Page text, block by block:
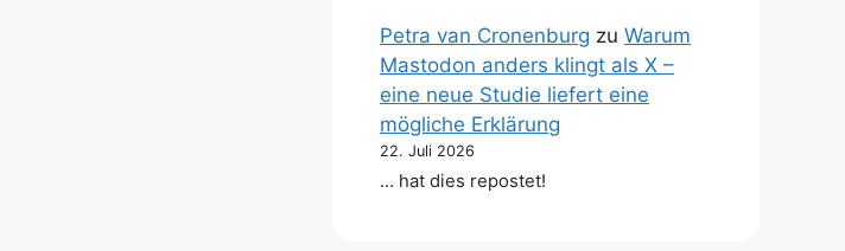
Petra van Cronenburg zu Warum
Mastodon anders klingt als X –
eine neue Studie liefert eine
mögliche Erklärung
22. Juli 2026
… hat dies repostet!